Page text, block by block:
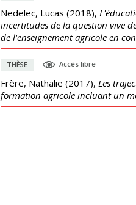
Nedelec, Lucas (2018),
incertitudes de la question vive
de l'enseignement agricole en
THÈSE Accès libre
Frère, Nathalie (2017), Les
formation agricole incluant un